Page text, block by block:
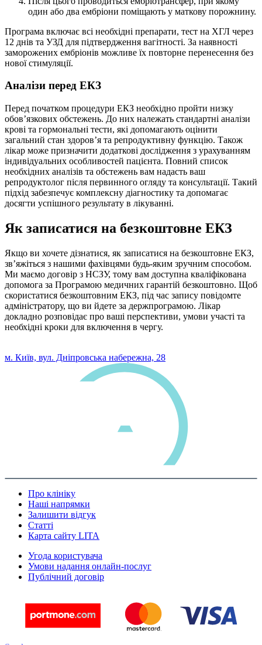
один або два ембріони поміщають у маткову порожнину.
Програма включає всі необхідні препарати, тест на ХГЛ через
12 днів та УЗД для підтвердження вагітності. За наявності
заморожених ембріонів можливе їх повторне перенесення без
нової стимуляції.
Аналізи перед ЕКЗ
Перед початком процедури ЕКЗ необхідно пройти низку
обов’язкових обстежень. До них належать стандартні аналізи
крові та гормональні тести, які допомагають оцінити
загальний стан здоров’я та репродуктивну функцію. Також
лікар може призначити додаткові дослідження з урахуванням
індивідуальних особливостей пацієнта. Повний список
необхідних аналізів та обстежень вам надасть ваш
репродуктолог після первинного огляду та консультації. Такий
підхід забезпечує комплексну діагностику та допомагає
досягти успішного результату в лікуванні.
Як записатися на безкоштовне ЕКЗ
Якщо ви хочете дізнатися, як записатися на безкоштовне ЕКЗ,
зв’яжіться з нашими фахівцями будь-яким зручним способом.
Ми маємо договір з НСЗУ, тому вам доступна кваліфікована
допомога за Програмою медичних гарантій безкоштовно. Щоб
скористатися безкоштовним ЕКЗ, під час запису повідомте
адміністратору, що ви йдете за держпрограмою. Лікар
докладно розповідає про ваші перспективи, умови участі та
необхідні кроки для включення в чергу.
м. Київ, вул. Дніпровська набережна, 28
Про клініку
Наші напрямки
Залишити відгук
Статті
Карта сайту LITA
Угода користувача
Умови надання онлайн-послуг
Публічний договір